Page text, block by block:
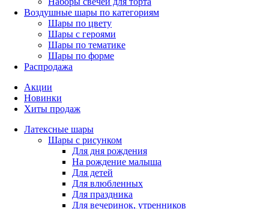
Воздушные шары по категориям
Шары по цвету
Шары с героями
Шары по тематике
Шары по форме
Распродажа
Акции
Новинки
Хиты продаж
Латексные шары
Шары с рисунком
Для дня рождения
На рождение малыша
Для детей
Для влюбленных
Для праздника
Для вечеринок, утренников